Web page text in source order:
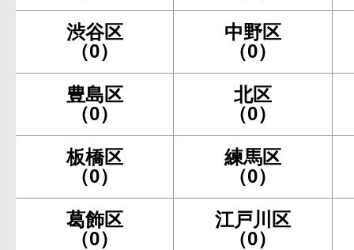
渋谷区
（0）
中野区
（0）
豊島区
（0）
北区
（0）
板橋区
（0）
練馬区
（0）
葛飾区
（0）
江戸川区
（0）